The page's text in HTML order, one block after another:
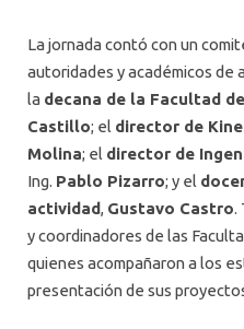
La jornada contó con un
autoridades y académicos de
la decana de la Facultad
Castillo; el director de
Molina; el director de
Ing. Pablo Pizarro; y el
actividad, Gustavo Castro.
y coordinadores de las
quienes acompañaron a los
presentación de sus